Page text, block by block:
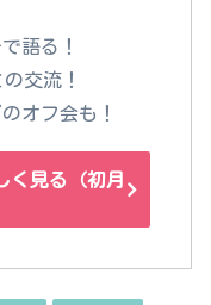
語る！
交流！
オフ会も！
く見る（初月